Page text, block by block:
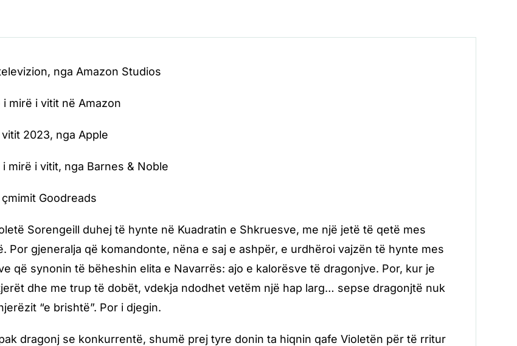
nga Amazon Studios
mirë i vitit në Amazon
2023, nga Apple
mirë i vitit, nga Barnes & Noble
Goodreads
Sorengeill duhej të hynte në Kuadratin e Shkruesve, me një jetë të qetë mes
Por gjeneralja që komandonte, nëna e saj e ashpër, e urdhëroi vajzën të hynte mes
që synonin të bëheshin elita e Navarrës: ajo e kalorësve të dragonjve. Por, kur je
dhe me trup të dobët, vdekja ndodhet vetëm një hap larg… sepse dragonjtë nuk
“e brishtë”. Por i djegin.
dragonj se konkurrentë, shumë prej tyre donin ta hiqnin qafe Violetën për të rritur